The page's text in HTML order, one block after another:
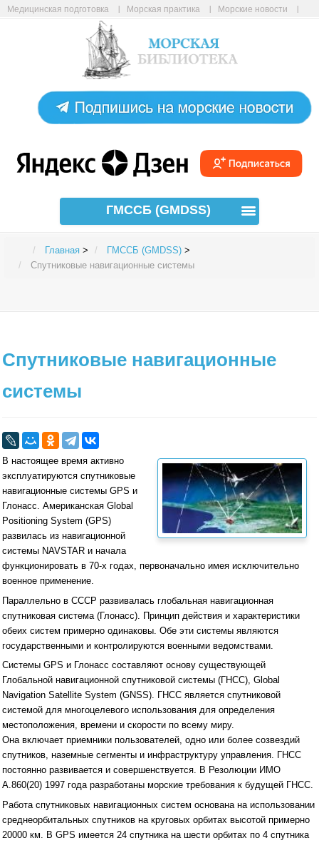
Медицинская подготовка Морская практика
Морские новости
Авиабилеты онлайн
ГМССБ (GMDSS)
Главная > ГМССБ (GMDSS) >
Спутниковые навигационные системы
Спутниковые навигационные
системы
В настоящее время активно
эксплуатируются спутниковые
навигационные системы GPS и
Глонасс. Американская Global
Positioning System (GPS)
развилась из навигационной
системы NAVSTAR и начала
функционировать в 70-х годах, первоначально имея исключительно
военное применение.
Параллельно в СССР развивалась глобальная навигационная
спутниковая система (Глонасс). Принцип действия и характеристики
обеих систем примерно одинаковы. Обе эти системы являются
государственными и контролируются военными ведомствами.
Системы GPS и Глонасс составляют основу существующей
Глобальной навигационной спутниковой системы (ГНСС), Global
Navigation Satellite System (GNSS). ГНСС является спутниковой
системой для многоцелевого использования для определения
местоположения, времени и скорости по всему миру.
Она включает приемники пользователей, одно или более созвездий
спутников, наземные сегменты и инфраструктуру управления. ГНСС
постоянно развивается и совершенствуется. В Резолюции ИМО
А.860(20) 1997 года разработаны морские требования к будущей ГНСС.
Работа спутниковых навигационных систем основана на использовании
среднеорбитальных спутников на круговых орбитах высотой примерно
20000 км. В GPS имеется 24 спутника на шести орбитах по 4 спутника